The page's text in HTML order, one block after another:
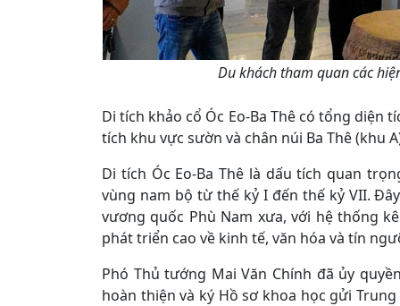
Du khách tham quan các
Di tích khảo cổ Óc Eo-Ba Thê có tổng diện
tích khu vực sườn và chân núi Ba Thê (khu
Di tích Óc Eo-Ba Thê là dấu tích quan
vùng nam bộ từ thế kỷ I đến thế kỷ VII.
vương quốc Phù Nam xưa, với hệ thống
phát triển cao về kinh tế, văn hóa và tín
Phó Thủ tướng Mai Văn Chính đã ủy
hoàn thiện và ký Hồ sơ khoa học gửi